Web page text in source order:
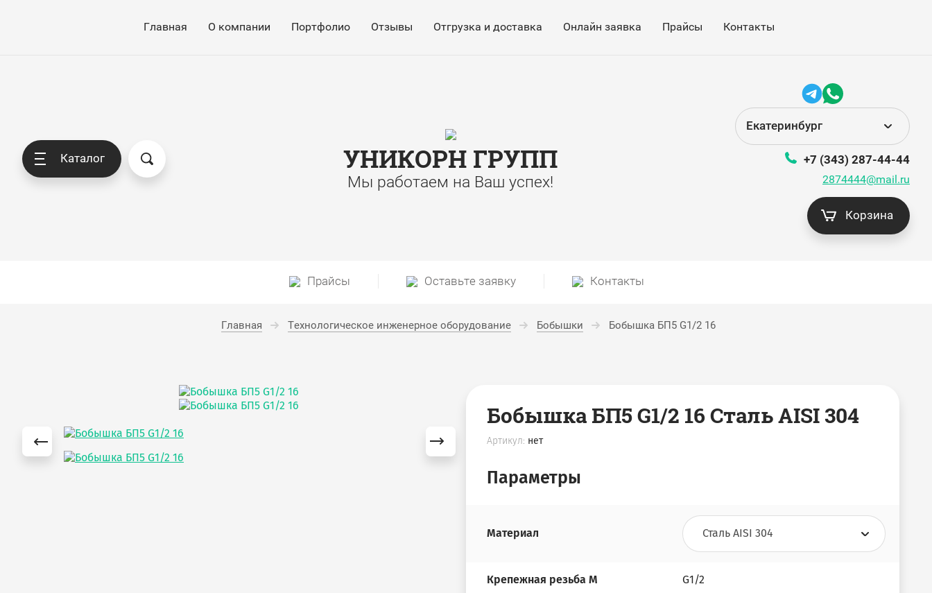
Главная О компании Портфолио Отзывы Отгрузка и доставка Онлайн заявка Прайсы Контакты
Прайсы Оставьте заявку Контакты
Главная Технологическое инженерное оборудование Бобышки Бобышка БП5 G1/2 16
Бобышка БП5 G1/2 16 Сталь AISI 304
Артикул: нет
Параметры
Материал
Крепежная резьба М G1/2
Каталог УНИКОРН ГРУПП
Мы работаем на Ваш успех!
Екатеринбург
+7 (343) 287-44-44
2874444@mail.ru
Корзина